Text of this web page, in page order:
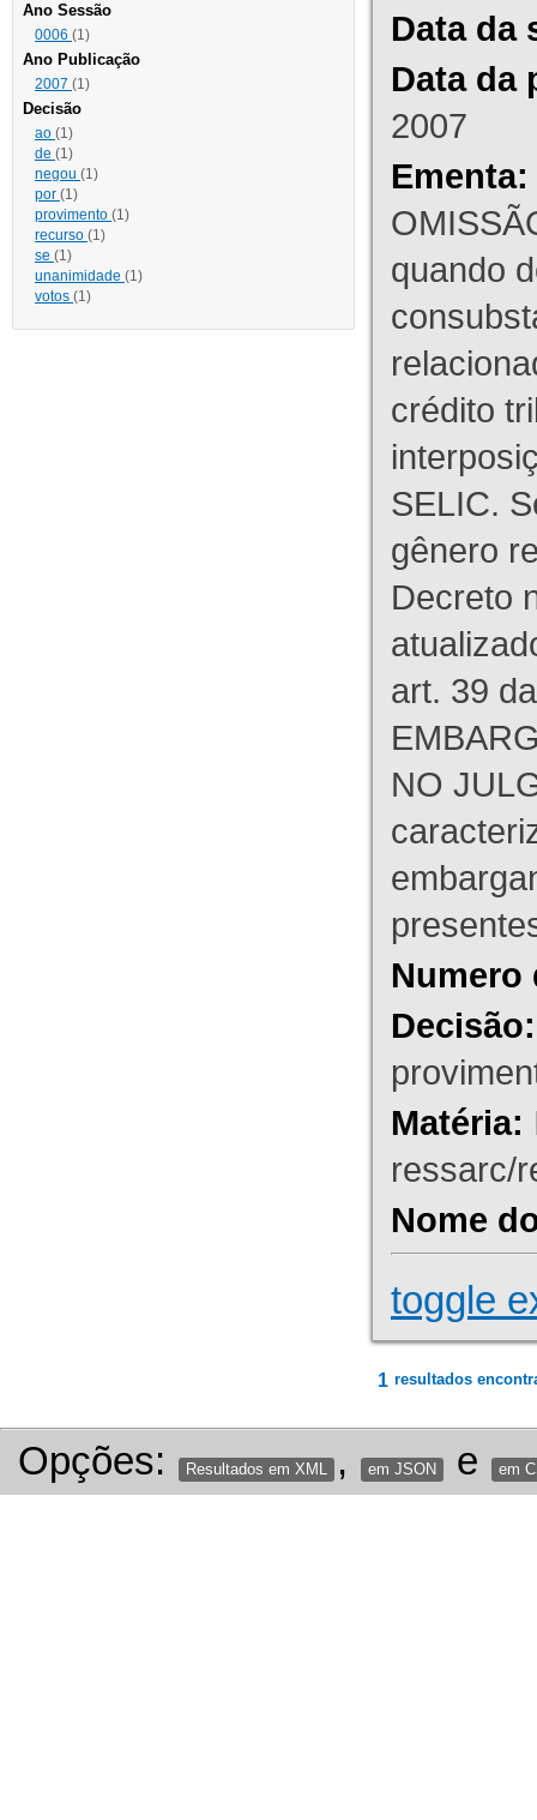
Ano Sessão
0006 (1)
Ano Publicação
2007 (1)
Decisão
ao (1)
de (1)
negou (1)
por (1)
provimento (1)
recurso (1)
se (1)
unanimidade (1)
votos (1)
Data da
Data da
2007
Ementa:
quando
crédito
SELIC.
gênero
Decreto
art. 39
NO
Numero
Decisão:
Matéria:
ressarc/
Nome
toggle
1 resultados
Opções: Resultados em XML , em JSON e em